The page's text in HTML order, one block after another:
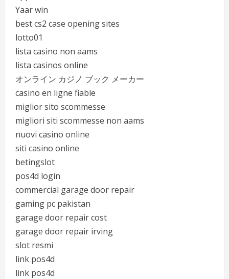
Yaar win
best cs2 case opening sites
lotto01
lista casino non aams
lista casinos online
オンライン カジノ ブック メーカー
casino en ligne fiable
miglior sito scommesse
migliori siti scommesse non aams
nuovi casino online
siti casino online
betingslot
pos4d login
commercial garage door repair
gaming pc pakistan
garage door repair cost
garage door repair irving
slot resmi
link pos4d
link pos4d